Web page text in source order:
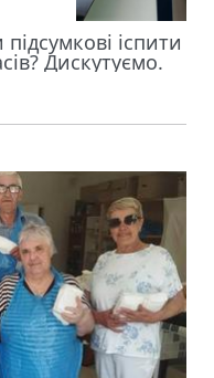
іспити
Дискутуємо.